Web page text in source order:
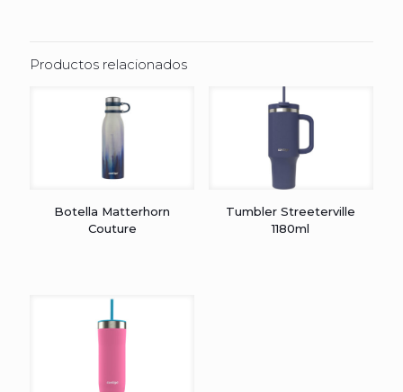
Productos relacionados
Botella Matterhorn
Couture
Tumbler Streeterville
1180ml